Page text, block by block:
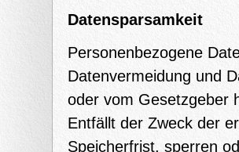
Datensparsamkeit
Personenbezogene
Datenvermeidung und
oder vom Gesetzgeber
Entfällt der Zweck der
Speicherfrist, sperren